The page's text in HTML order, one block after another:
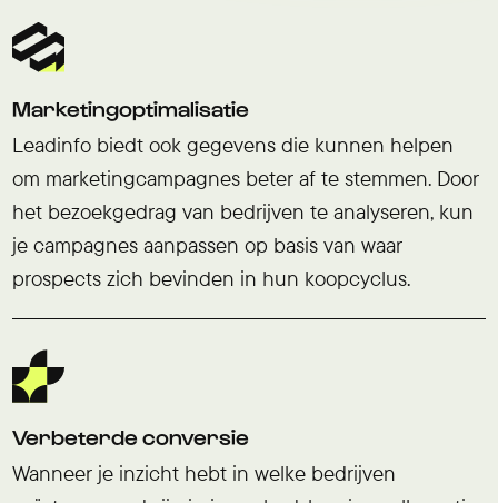
Marketingoptimalisatie
Leadinfo biedt ook gegevens die kunnen helpen
om marketingcampagnes beter af te stemmen. Door
het bezoekgedrag van bedrijven te analyseren, kun
je campagnes aanpassen op basis van waar
prospects zich bevinden in hun koopcyclus.
Verbeterde conversie
Wanneer je inzicht hebt in welke bedrijven